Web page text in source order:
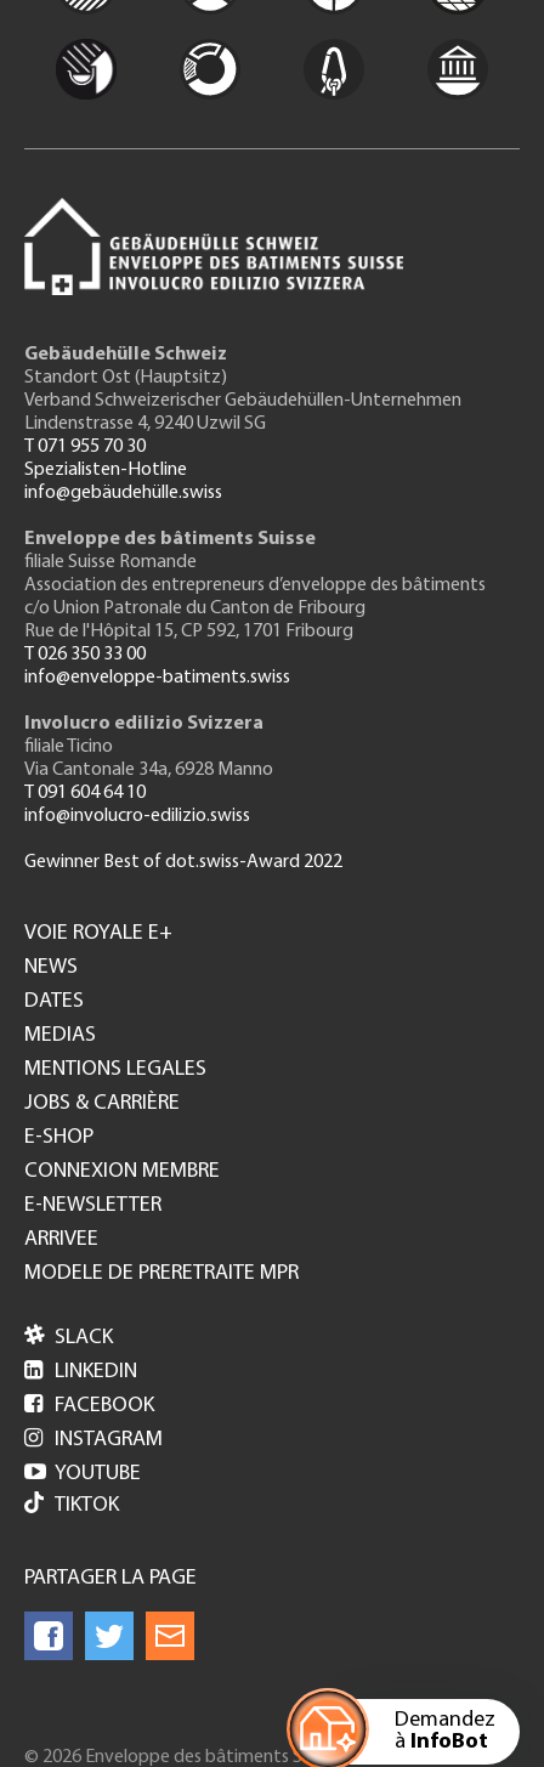
Demandez
à InfoBot
Gebäudehülle Schweiz
Standort Ost (Hauptsitz)
Verband Schweizerischer Gebäudehüllen-Unternehmen
Lindenstrasse 4, 9240 Uzwil SG
T 071 955 70 30
Spezialisten-Hotline
info@gebäudehülle.swiss
Enveloppe des bâtiments Suisse
filiale Suisse Romande
Association des entrepreneurs d’enveloppe des bâtiments
c/o Union Patronale du Canton de Fribourg
Rue de l'Hôpital 15, CP 592, 1701 Fribourg
T 026 350 33 00
info@enveloppe-batiments.swiss
Involucro edilizio Svizzera
filiale Ticino
Via Cantonale 34a, 6928 Manno
T 091 604 64 10
info@involucro-edilizio.swiss
Gewinner Best of dot.swiss-Award 2022
GH
VOIE ROYALE E+
NEWS
DATES
MEDIAS
MENTIONS LEGALES
JOBS & CARRIÈRE
E-SHOP
CONNEXION MEMBRE
E-NEWSLETTER
ARRIVEE
MODELE DE PRERETRAITE MPR
 SLACK
 LINKEDIN
 FACEBOOK
 INSTAGRAM
 YOUTUBE
TIKTOK
PARTAGER LA PAGE
© 2026 Enveloppe des bâtiments Suisse